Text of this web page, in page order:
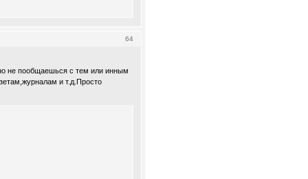
64
не пообщаешься с тем или инным
и т.д.Просто